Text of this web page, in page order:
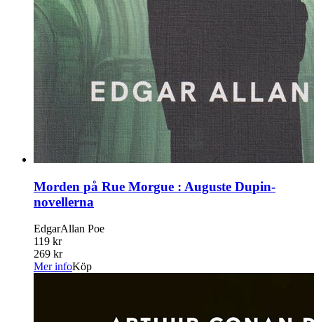
Morden på Rue Morgue : Auguste Dupin-
novellerna
EdgarAllan Poe
119 kr
269 kr
Mer infoKöp